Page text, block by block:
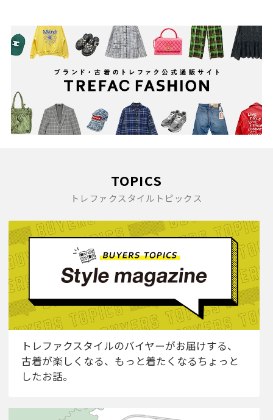
TOPICS
トレファクスタイルトピックス
トレファクスタイルのバイヤーがお届けする、
古着が楽しくなる、もっと着たくなるちょっと
したお話。